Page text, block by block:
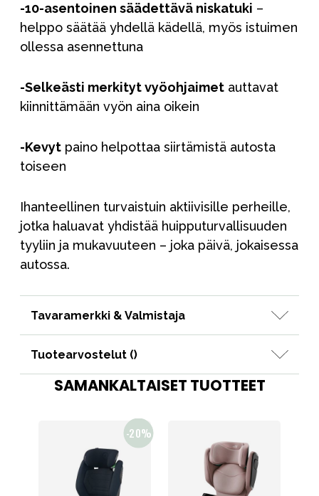
-10-asentoinen säädettävä niskatuki –
helppo säätää yhdellä kädellä, myös istuimen
ollessa asennettuna
-Selkeästi merkityt vyöohjaimet auttavat
kiinnittämään vyön aina oikein
-Kevyt paino helpottaa siirtämistä autosta
toiseen
Ihanteellinen turvaistuin aktiivisille perheille,
jotka haluavat yhdistää huipputurvallisuuden
tyyliin ja mukavuuteen – joka päivä, jokaisessa
autossa.
Tavaramerkki & Valmistaja
Tuotearvostelut ()
SAMANKALTAISET TUOTTEET